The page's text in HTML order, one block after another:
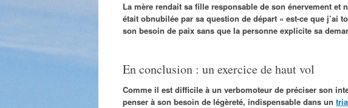
La mère rendait sa fille responsable de son énervement et
était obnubilée par sa question de départ « est-ce que j’ai
son besoin de paix sans que la personne explicite sa
En conclusion : un exercice de haut vol
Comme il est difficile à un verbomoteur de préciser son
penser à son besoin de légèreté, indispensable dans un